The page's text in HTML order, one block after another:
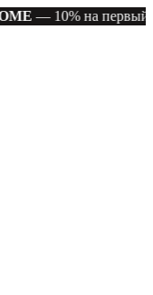
на первый заказ